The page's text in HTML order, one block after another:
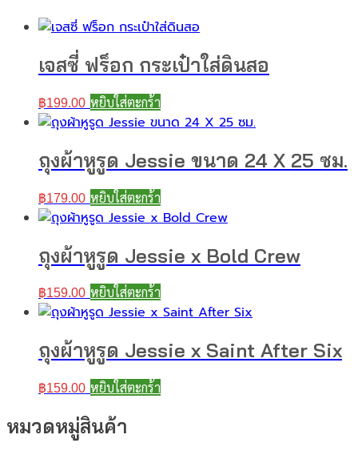
เจสซี่ ฟร็อก กระเป๋าใส่ดินสอ
฿199.00 หยิบใส่ตะกร้า
ถุงผ้าหูรูด Jessie ขนาด 24 X 25 ซม.
฿179.00 หยิบใส่ตะกร้า
ถุงผ้าหูรูด Jessie x Bold Crew
฿159.00 หยิบใส่ตะกร้า
ถุงผ้าหูรูด Jessie x Saint After Six
฿159.00 หยิบใส่ตะกร้า
หมวดหมู่สินค้า